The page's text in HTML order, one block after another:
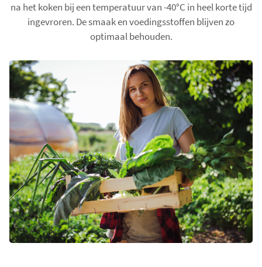
na het koken bij een temperatuur van -40°C in heel korte tijd
ingevroren. De smaak en voedingsstoffen blijven zo
optimaal behouden.